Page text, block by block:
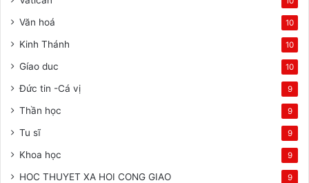
Văn hoá 10
Kinh Thánh 10
Gíao duc 10
Đức tin -Cá vị 9
Thần học 9
Tu sĩ 9
Khoa học 9
HOC THUYET XA HOI CONG GIAO 9